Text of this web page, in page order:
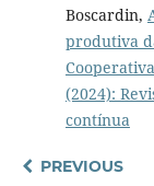
Boscardin,
produtiva
(2024):
contínua
PREVIOUS